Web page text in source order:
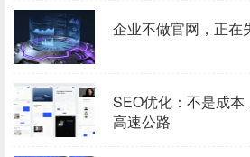
企业不做官网，正在
SEO优化：不是成
高速公路